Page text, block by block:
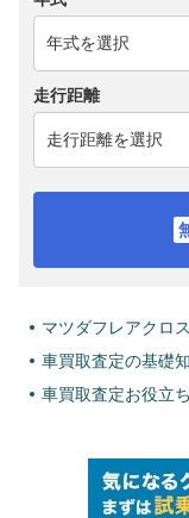
走行距離
マツダフレアクロ
車買取査定の基礎
車買取査定お役立